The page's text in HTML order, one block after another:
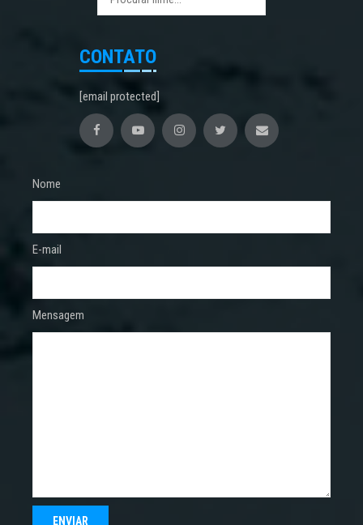
CONTATO
[email protected]
Nome
E-mail
Mensagem